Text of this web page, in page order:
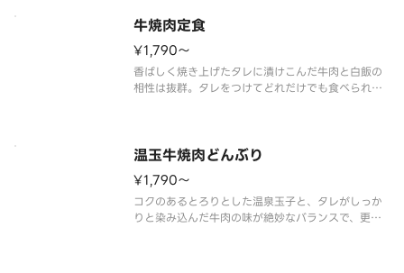
牛焼肉定食
¥1,790〜
香ばしく焼き上げたタレに漬けこんだ牛肉と白飯の
相性は抜群。タレをつけてどれだけでも食べられま
温玉牛焼肉どんぶり
¥1,790〜
コクのあるとろりとした温泉玉子と、タレがしっか
りと染み込んだ牛肉の味が絶妙なバランスで、更に